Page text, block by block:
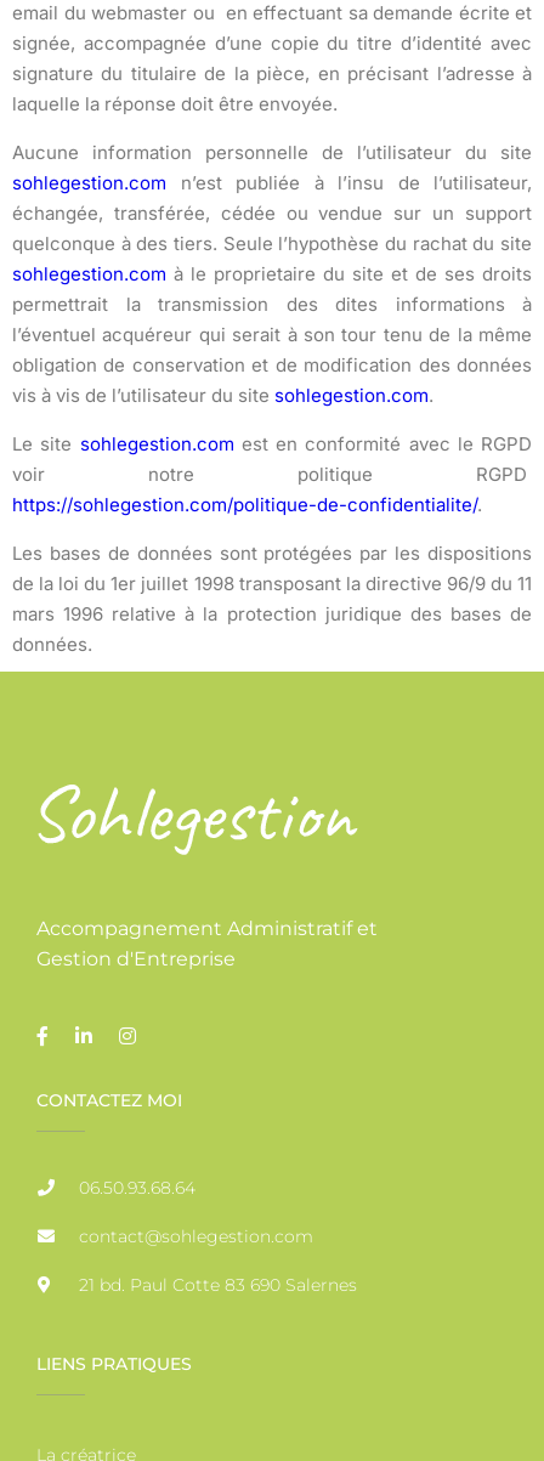
email du webmaster ou en effectuant sa demande écrite et
signée, accompagnée d’une copie du titre d’identité avec
signature du titulaire de la pièce, en précisant l’adresse à
laquelle la réponse doit être envoyée.
Aucune information personnelle de l’utilisateur du site
sohlegestion.com n’est publiée à l’insu de l’utilisateur,
échangée, transférée, cédée ou vendue sur un support
quelconque à des tiers. Seule l’hypothèse du rachat du site
sohlegestion.com à le proprietaire du site et de ses droits
permettrait la transmission des dites informations à
l’éventuel acquéreur qui serait à son tour tenu de la même
obligation de conservation et de modification des données
vis à vis de l’utilisateur du site sohlegestion.com.
Le site sohlegestion.com est en conformité avec le RGPD
voir notre politique RGPD
https://sohlegestion.com/politique-de-confidentialite/.
Les bases de données sont protégées par les dispositions
de la loi du 1er juillet 1998 transposant la directive 96/9 du 11
mars 1996 relative à la protection juridique des bases de
données.
Accompagnement Administratif et
Gestion d'Entreprise
CONTACTEZ MOI
06.50.93.68.64
contact@sohlegestion.com
21 bd. Paul Cotte 83 690 Salernes
LIENS PRATIQUES
La créatrice